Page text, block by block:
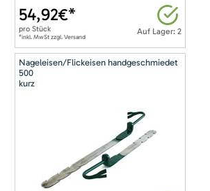
Auf Lager: 2
54,92€*
proStück
*inkl. MwSt zzgl. Versand
Nageleisen/Flickeisen handgeschmiedet
500
kurz